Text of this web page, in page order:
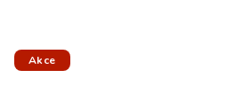
Akce